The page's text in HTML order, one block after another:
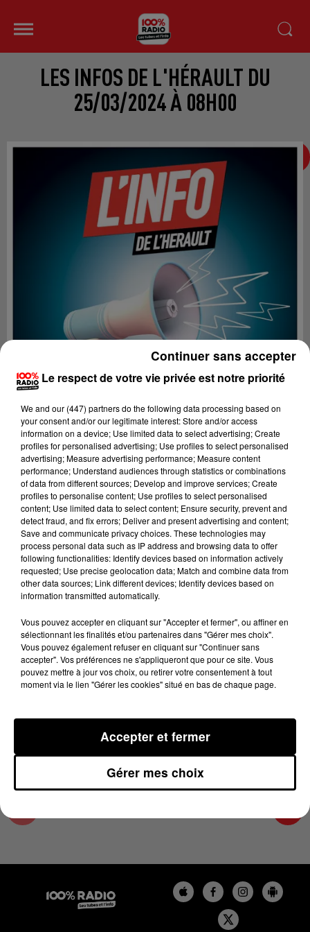
LES INFOS DE L'HÉRAULT DU
25/03/2024 À 08H00
Lecture (4 min 24 sec)
100%
100% Radio les infos de l'Hérault
25 mars 2024 - 4 min 24 sec
LES INFOS DE L'HÉRAULT DU 25/03/2024 À
08H00
Podcasts infos de l'Hérault
Le respect de votre vie privée est notre priorité
We and our (447) partnersdo the following data processing based on
your consent and/or our legitimate interest: Store and/or access
information on a device; Use limited data to select advertising; Create
profiles for personalised advertising; Use profiles to select personalised
advertising; Measure advertising performance; Measure content
performance; Understand audiences through statistics or combinations
of data from different sources; Develop and improve services; Create
profiles to personalise content; Use profiles to select personalised
content; Use limited data to select content; Ensure security, prevent and
detect fraud, and fix errors; Deliver and present advertising and content;
Save and communicate privacy choices. These technologies may
process personal data such as IP address and browsing data to offer
following functionalities: Identify devices based on information actively
requested; Use precise geolocation data; Match and combine data from
other data sources; Link different devices; Identify devices based on
information transmitted automatically.
Vous pouvez accepter en cliquant sur "Accepter et fermer", ou affiner en
sélectionnant les finalités et/ou partenaires dans "Gérer mes choix".
Vous pouvez également refuser en cliquant sur "Continuer sans
accepter". Vos préférences ne s'appliqueront que pour ce site. Vous
pouvez mettre à jour vos choix, ou retirer votre consentement à tout
moment via le lien "Gérer les cookies" situé en bas de chaque page.
Gérer mes choix
Accepter et fermer
Continuer sans accepter